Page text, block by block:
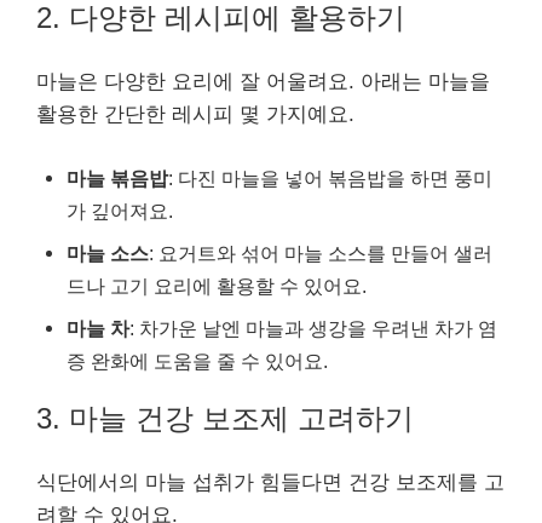
2. 다양한 레시피에 활용하기
마늘은 다양한 요리에 잘 어울려요. 아래는 마늘을
활용한 간단한 레시피 몇 가지예요.
마늘 볶음밥: 다진 마늘을 넣어 볶음밥을 하면 풍미
가 깊어져요.
마늘 소스: 요거트와 섞어 마늘 소스를 만들어 샐러
드나 고기 요리에 활용할 수 있어요.
마늘 차: 차가운 날엔 마늘과 생강을 우려낸 차가 염
증 완화에 도움을 줄 수 있어요.
3. 마늘 건강 보조제 고려하기
식단에서의 마늘 섭취가 힘들다면 건강 보조제를 고
려할 수 있어요.